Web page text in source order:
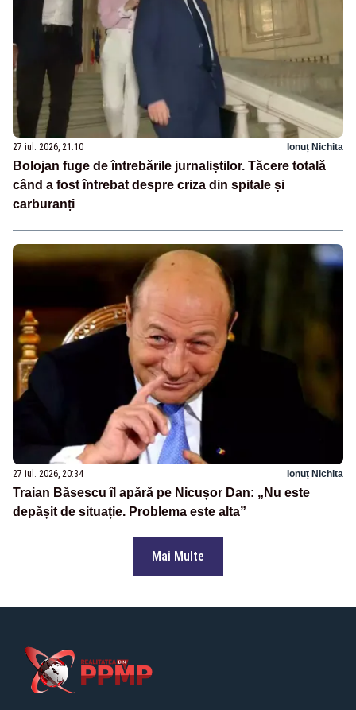
27 iul. 2026, 21:10 Ionuț Nichita
Bolojan fuge de întrebările jurnaliștilor. Tăcere totală
când a fost întrebat despre criza din spitale și
carburanți
27 iul. 2026, 20:34 Ionuț Nichita
Traian Băsescu îl apără pe Nicușor Dan: „Nu este
depășit de situație. Problema este alta”
Mai Multe